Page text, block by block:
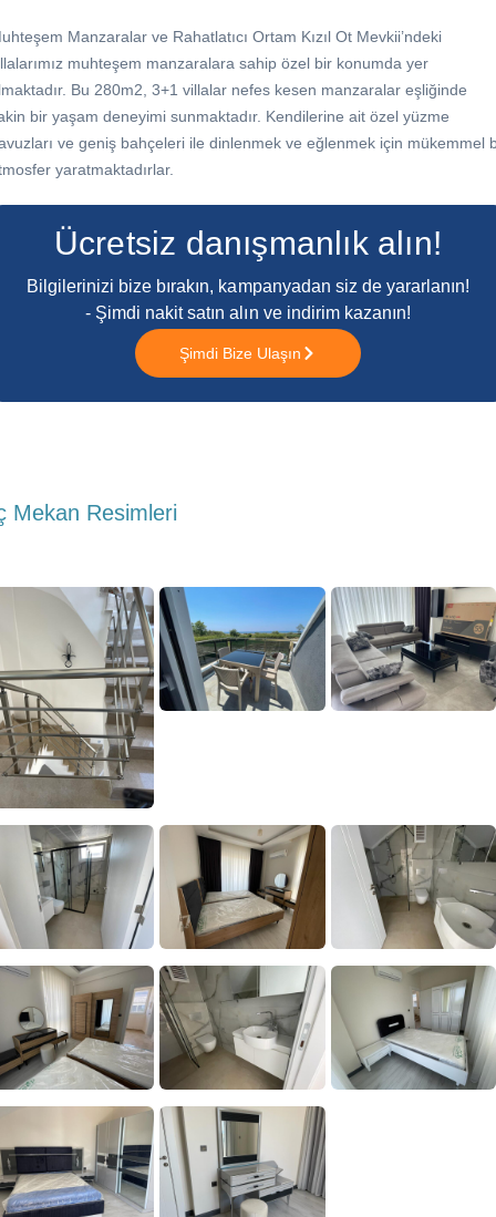
Manzaralar ve Rahatlatıcı Ortam Kızıl Ot Mevkii’ndeki
muhteşem manzaralara sahip özel bir konumda yer
Bu 280m2, 3+1 villalar nefes kesen manzaralar eşliğinde
bir yaşam deneyimi sunmaktadır. Kendilerine ait özel yüzme
ve geniş bahçeleri ile dinlenmek ve eğlenmek için mükemmel
yaratmaktadırlar.
Ücretsiz danışmanlık alın!
Bilgilerinizi bize bırakın, kampanyadan siz de yararlanın!
- Şimdi nakit satın alın ve indirim kazanın!
Şimdi Bize Ulaşın
Mekan Resimleri